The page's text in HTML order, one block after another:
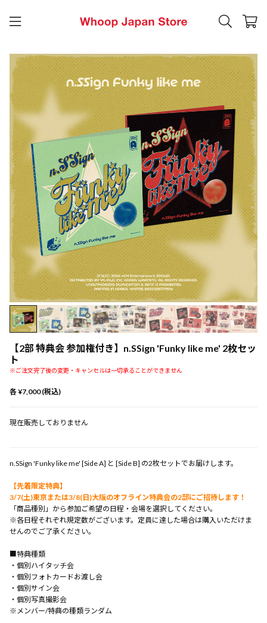
【2部 特典会 参加権付き】n.SSign 'Funky like me' 2枚セッ
ト
※ご注文完了後の変更・キャンセルは一切承ることができません
各 ¥7,000 (税込)
現在販売しておりません
n.SSign 'Funky like me' [Side A] と [Side B] の2枚セットでお届けします。
【先着限定特典】
3/7(土)東京または3/8(日)大阪のオフライン特典会の2部にご招待します！
「商品種別」から参加ご希望の日程・会場を選択してください。
※各日程それぞれ規定数がございます。定員に達した場合は購入いただけま
せんのでご了承ください。
■特典種類
・個別ハイタッチ会
・個別フォトカードお渡し会
・個別サイン会
・個別写真撮影会
※メンバー/特典の種類ランダム